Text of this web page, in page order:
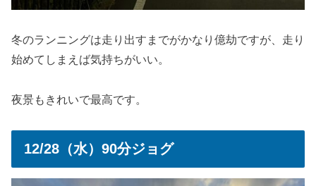
冬のランニングは走り出すまでがかなり億劫ですが、走り
始めてしまえば気持ちがいい。
夜景もきれいで最高です。
12/28（水）90分ジョグ